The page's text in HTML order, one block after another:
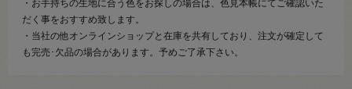
・お手持ちの生地に合う色をお探しの場合は、色見本帳にてご確認いた
だく事をおすすめ致します。
・当社の他オンラインショップと在庫を共有しており、注文が確定して
も完売･欠品の場合があります。予めご了承下さい。